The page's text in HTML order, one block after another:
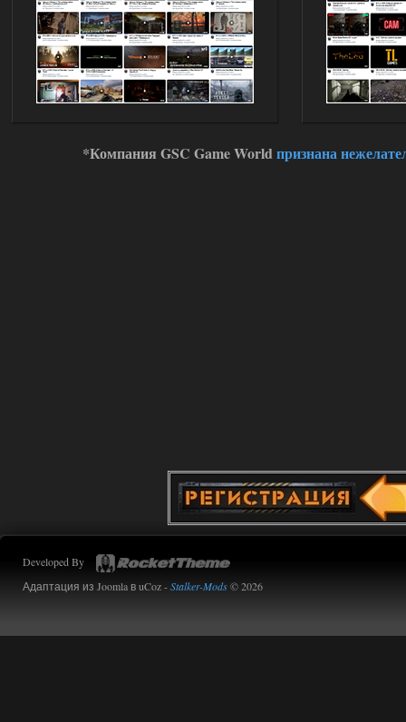
*Компания GSC Game Worldпризнана
Developed By
Адаптация из Joomla в uCoz -Stalker-Mods© 2026